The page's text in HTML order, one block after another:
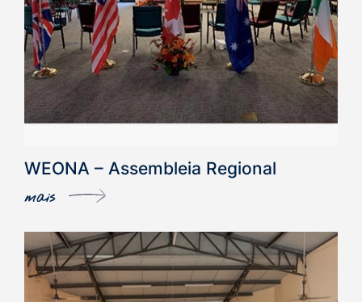
WEONA – Assembleia Regional
mais